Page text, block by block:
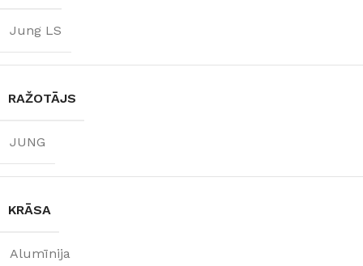
Jung LS
RAŽOTĀJS
JUNG
KRĀSA
Alumīnija